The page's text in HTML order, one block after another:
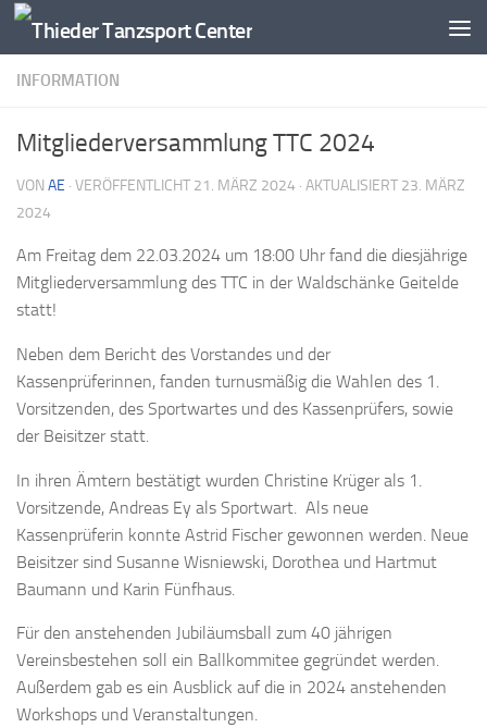
Zum Inhalt springen
INFORMATION
Mitgliederversammlung TTC 2024
VON AE · VERÖFFENTLICHT 21. MÄRZ 2024 · AKTUALISIERT 23. MÄRZ
2024
Am Freitag dem 22.03.2024 um 18:00 Uhr fand die diesjährige
Mitgliederversammlung des TTC in der Waldschänke Geitelde
statt!
Neben dem Bericht des Vorstandes und der
Kassenprüferinnen, fanden turnusmäßig die Wahlen des 1.
Vorsitzenden, des Sportwartes und des Kassenprüfers, sowie
der Beisitzer statt.
In ihren Ämtern bestätigt wurden Christine Krüger als 1.
Vorsitzende, Andreas Ey als Sportwart. Als neue
Kassenprüferin konnte Astrid Fischer gewonnen werden. Neue
Beisitzer sind Susanne Wisniewski, Dorothea und Hartmut
Baumann und Karin Fünfhaus.
Für den anstehenden Jubiläumsball zum 40 jährigen
Vereinsbestehen soll ein Ballkommitee gegründet werden.
Außerdem gab es ein Ausblick auf die in 2024 anstehenden
Workshops und Veranstaltungen.